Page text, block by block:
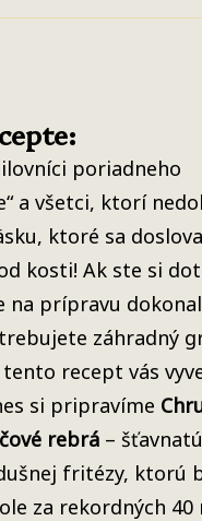
poriadneho
a všetci, ktorí
ktoré sa doslova
kosti! Ak ste si
na prípravu
záhradný
tento recept vás
si pripravíme
rebrá –
fritézy, ktorú
za rekordných 40